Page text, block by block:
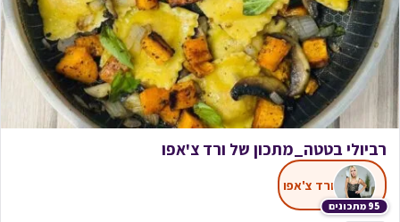
רביולי בטטה_מתכון של ורד צ'אפו
95 מתכונים
ורד צ'אפו